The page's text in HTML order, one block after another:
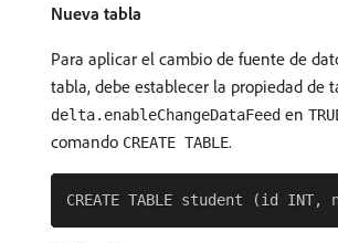
Nueva tabla
Para aplicar el cambio de fuente de
tabla, debe establecer la propiedad de
delta.enableChangeDataFeed en
comando CREATE TABLE.